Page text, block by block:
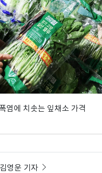
염에 치솟는 잎채소 가격
김영운 기자